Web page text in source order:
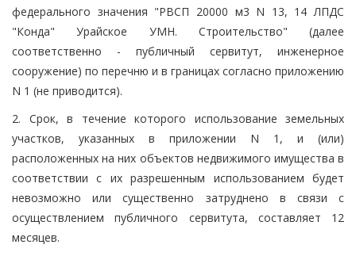
федерального значения "РВСП 20000 м3 N 13, 14 ЛПДС
"Конда" Урайское УМН. Строительство" (далее
соответственно - публичный сервитут, инженерное
сооружение) по перечню и в границах согласно приложению
N 1 (не приводится).
2. Срок, в течение которого использование земельных
участков, указанных в приложении N 1, и (или)
расположенных на них объектов недвижимого имущества в
соответствии с их разрешенным использованием будет
невозможно или существенно затруднено в связи с
осуществлением публичного сервитута, составляет 12
месяцев.